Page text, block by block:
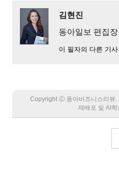
김현진
동아일보 편집
이 필자의 다른 기사
Copyright Ⓒ 동아비즈니스리뷰.
재배포 및 AI학